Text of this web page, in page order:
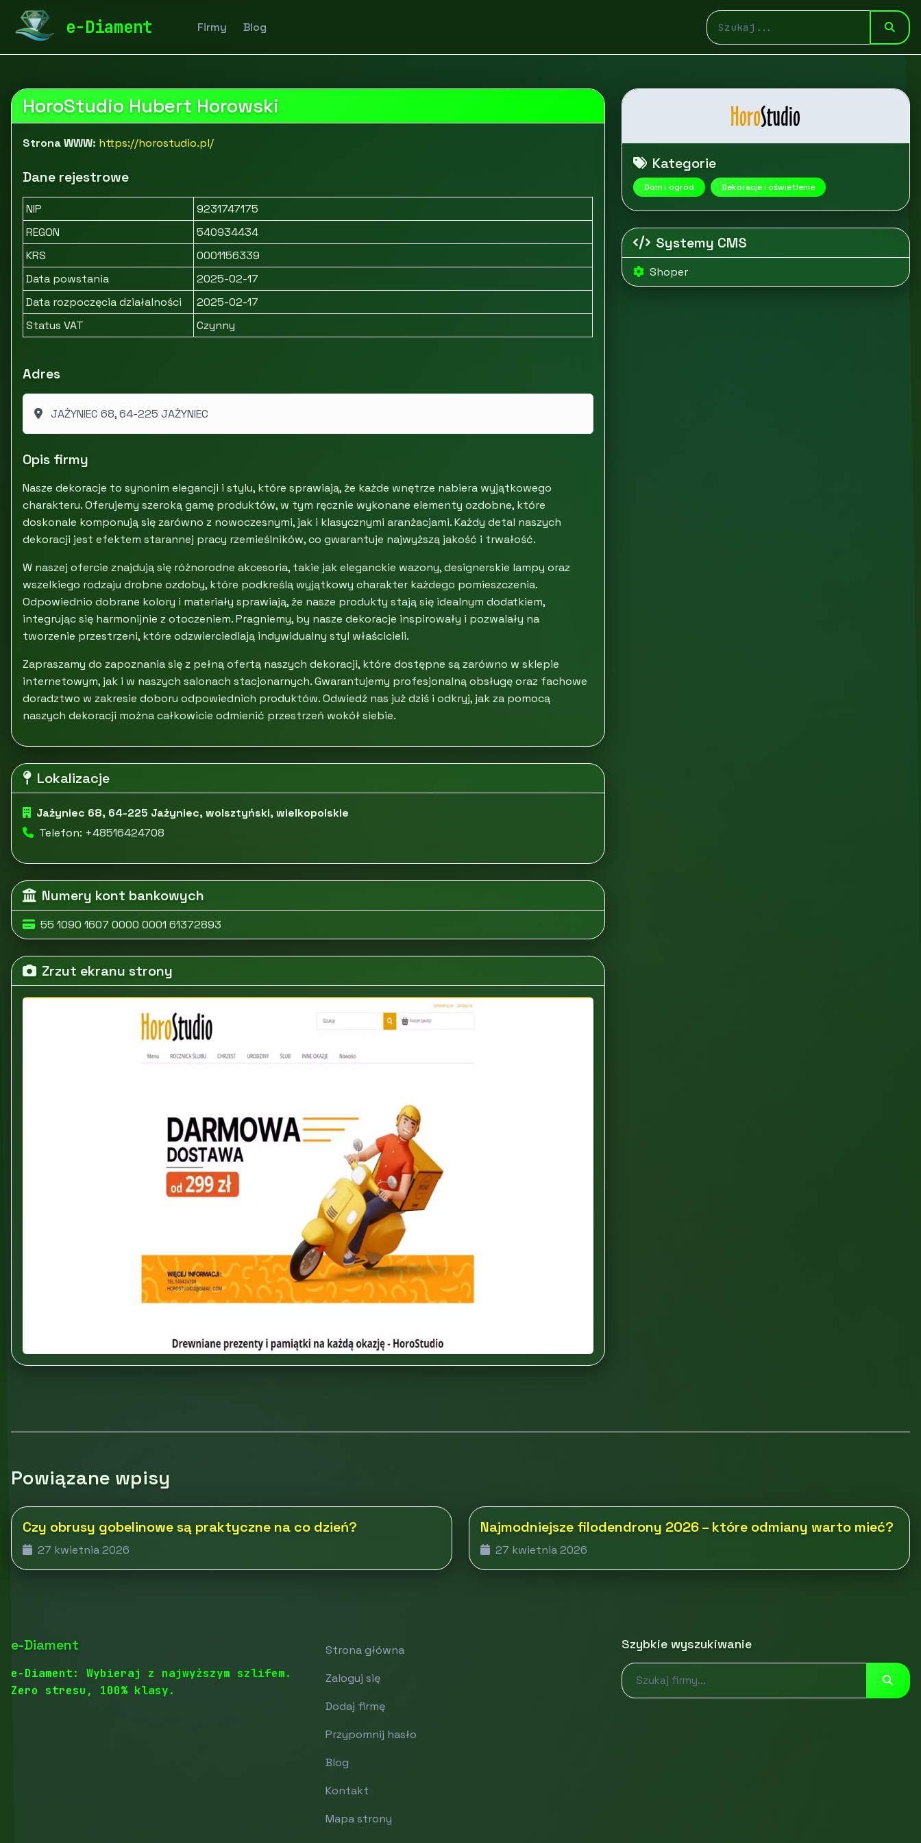
e-Diament Firmy Blog
diamentspa.pl Dom i ogród
HoroStudio Hubert Horowski
Strona WWW: https://horostudio.pl/
Dane rejestrowe
NIP
9231747175
REGON
540934434
KRS
0001156339
Data powstania
2025-02-17
Data rozpoczęcia działalności
2025-02-17
Status VAT
Czynny
Adres
JAŻYNIEC 68, 64-225 JAŻYNIEC
Opis firmy
Nasze dekoracje to synonim elegancji i stylu, które sprawiają, że każde wnętrze nabiera wyjątkowego
charakteru. Oferujemy szeroką gamę produktów, w tym ręcznie wykonane elementy ozdobne, które
doskonale komponują się zarówno z nowoczesnymi, jak i klasycznymi aranżacjami. Każdy detal naszych
dekoracji jest efektem starannej pracy rzemieślników, co gwarantuje najwyższą jakość i trwałość.
W naszej ofercie znajdują się różnorodne akcesoria, takie jak eleganckie wazony, designerskie lampy oraz
wszelkiego rodzaju drobne ozdoby, które podkreślą wyjątkowy charakter każdego pomieszczenia.
Odpowiednio dobrane kolory i materiały sprawiają, że nasze produkty stają się idealnym dodatkiem,
integrując się harmonijnie z otoczeniem. Pragniemy, by nasze dekoracje inspirowały i pozwalały na
tworzenie przestrzeni, które odzwierciedlają indywidualny styl właścicieli.
Zapraszamy do zapoznania się z pełną ofertą naszych dekoracji, które dostępne są zarówno w sklepie
internetowym, jak i w naszych salonach stacjonarnych. Gwarantujemy profesjonalną obsługę oraz fachowe
doradztwo w zakresie doboru odpowiednich produktów. Odwiedź nas już dziś i odkryj, jak za pomocą
naszych dekoracji można całkowicie odmienić przestrzeń wokół siebie.
Lokalizacje
Jażyniec 68, 64-225 Jażyniec, wolsztyński, wielkopolskie
Telefon: +48516424708
Numery kont bankowych
55 1090 1607 0000 0001 61372893
Zrzut ekranu strony
Kategorie
Dom i ogród Dekoracje i oświetlenie
Systemy CMS
Shoper
Powiązane wpisy
Czy obrusy gobelinowe są praktyczne na co dzień?
27 kwietnia 2026
Najmodniejsze filodendrony 2026 – które odmiany warto mieć?
27 kwietnia 2026
e-Diament
e-Diament: Wybieraj z najwyższym szlifem.
Zero stresu, 100% klasy.
Strona główna
Zaloguj się
Dodaj firmę
Przypomnij hasło
Blog
Kontakt
Mapa strony
Szybkie wyszukiwanie